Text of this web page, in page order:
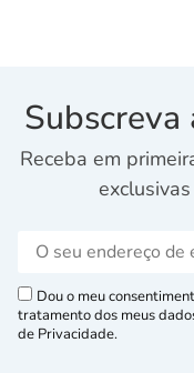
Receba em
Dou o meu
tratamento dos meus
de Privacidade.